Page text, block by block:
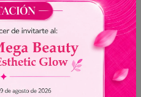
PNG, JPG, JPEG,